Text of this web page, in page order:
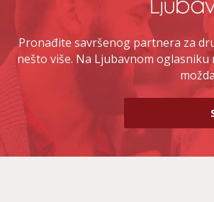
Pronađite savršenog partnera za
nešto više. Na Ljubavnom